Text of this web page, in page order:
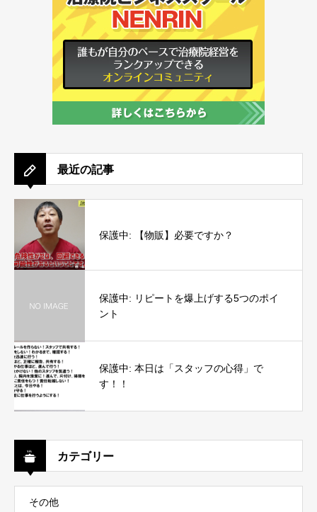
最近の記事
保護中: 【物販】必要ですか？
保護中: リピートを爆上げする5つのポイ
ント
保護中: 本日は「スタッフの心得」で
す！！
カテゴリー
その他